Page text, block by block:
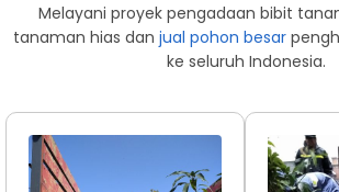
Melayani proyek pengadaan bibit
tanaman hias dan jual pohon besar
ke seluruh Indonesia.